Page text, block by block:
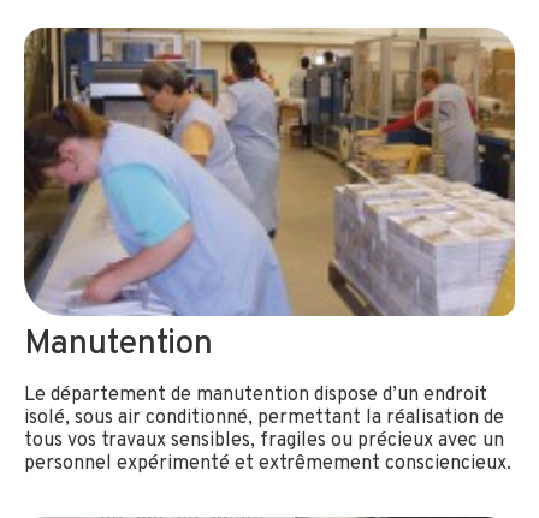
Manutention
Le département de manutention dispose d’un endroit
isolé, sous air conditionné, permettant la réalisation de
tous vos travaux sensibles, fragiles ou précieux avec un
personnel expérimenté et extrêmement consciencieux.